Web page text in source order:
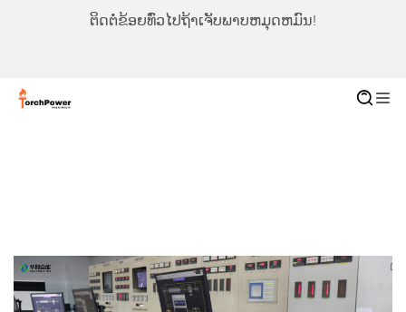
ຕິດຕໍ່ຂ້ອຍທົ່ວໄປຖ້າເຈັບພາບຫມຸດຫມົນ!